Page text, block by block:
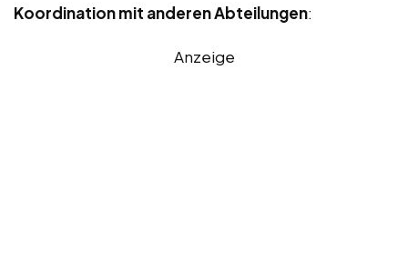
Koordination mit anderen Abteilungen:
Anzeige